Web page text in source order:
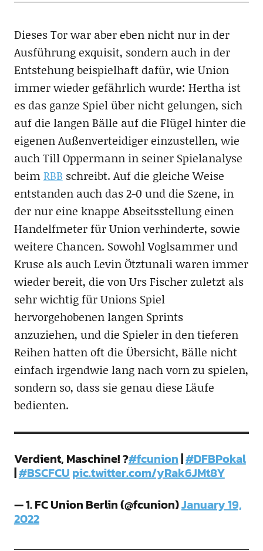
Dieses Tor war aber eben nicht nur in der
Ausführung exquisit, sondern auch in der
Entstehung beispielhaft dafür, wie Union
immer wieder gefährlich wurde: Hertha ist
es das ganze Spiel über nicht gelungen, sich
auf die langen Bälle auf die Flügel hinter die
eigenen Außenverteidiger einzustellen, wie
auch Till Oppermann in seiner Spielanalyse
beimRBB schreibt. Auf die gleiche Weise
entstanden auch das 2-0 und die Szene, in
der nur eine knappe Abseitsstellung einen
Handelfmeter für Union verhinderte, sowie
weitere Chancen. Sowohl Voglsammer und
Kruse als auch Levin Ötztunali waren immer
wieder bereit, die von Urs Fischer zuletzt als
sehr wichtig für Unions Spiel
hervorgehobenen langen Sprints
anzuziehen, und die Spieler in den tieferen
Reihen hatten oft die Übersicht, Bälle nicht
einfach irgendwie lang nach vorn zu spielen,
sondern so, dass sie genau diese Läufe
bedienten.
Verdient, Maschine! ?#fcunion|#DFBPokal
|#BSCFCUpic.twitter.com/yRak6JMt8Y
— 1. FC Union Berlin (@fcunion)January 19,
2022